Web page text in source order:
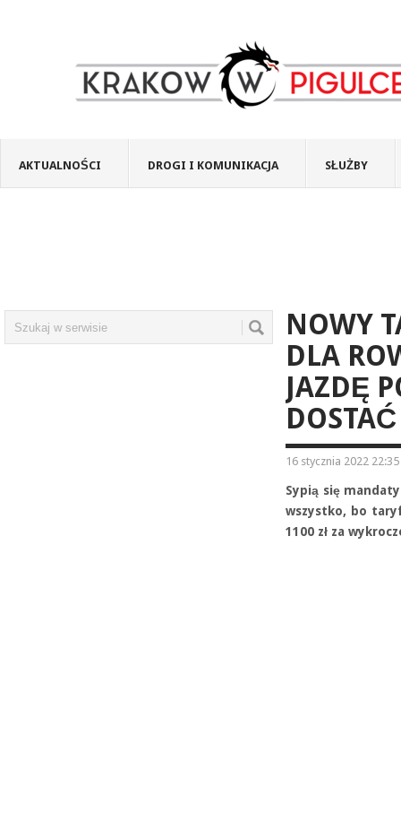
AKTUALNOŚCI DROGI I KOMUNIKACJA SŁUŻBY
NOWY
DLA
JAZDĘ
16 stycznia 2022 22:35
Sypią się
wszystko, bo
1100 zł za